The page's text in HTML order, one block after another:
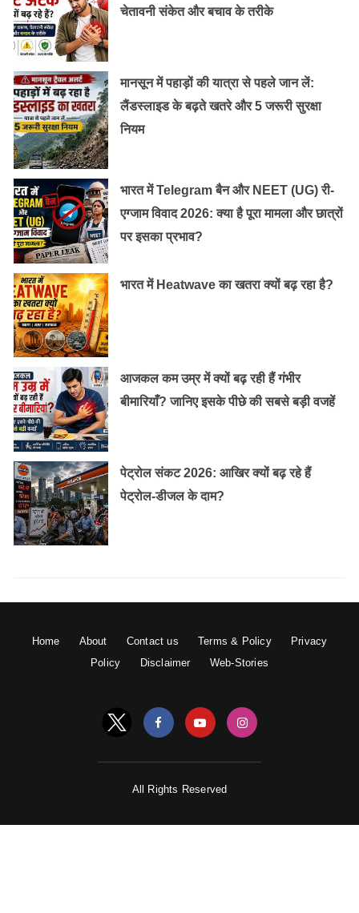
चेतावनी संकेत और बचाव के तरीके
मानसून में पहाड़ों की यात्रा से पहले जान लें:
लैंडस्लाइड के बढ़ते खतरे और 5 जरूरी सुरक्षा
नियम
भारत में Telegram बैन और NEET (UG) री-
एग्जाम विवाद 2026: क्या है पूरा मामला और छात्रों
पर इसका प्रभाव?
भारत में Heatwave का खतरा क्यों बढ़ रहा है?
आजकल कम उम्र में क्यों बढ़ रही हैं गंभीर
बीमारियाँ? जानिए इसके पीछे की सबसे बड़ी वजहें
पेट्रोल संकट 2026: आखिर क्यों बढ़ रहे हैं
पेट्रोल-डीजल के दाम?
Home About Contact us Terms & Policy
Privacy
Policy
Disclaimer Web-Stories
All Rights Reserved